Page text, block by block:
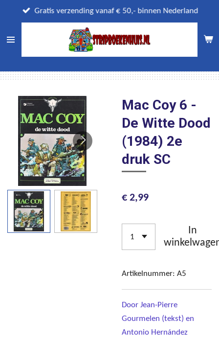
direct
naar
Gratis verzending vanaf € 50,- binnen Nederland
Mac Coy 6 -
De Witte Dood
(1984) 2e
druk SC
€ 2,99
In
Artikelnummer: A5
Door Jean-Pierre
Gourmelen (tekst) en
Antonio Hernández